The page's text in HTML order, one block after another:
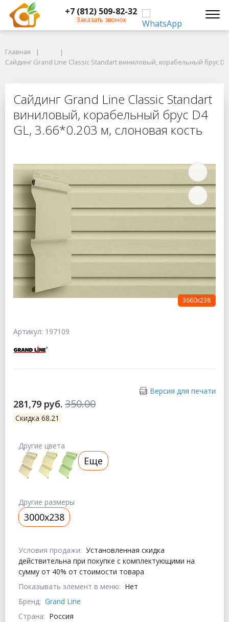
+7 (812) 509-82-32
Заказать звонок
Сайдинг Grand Line Classic Standart виниловый, корабельный брус D4
Сайдинг Grand Line Classic
Главная
Сайдинг Grand Line Classic Standart виниловый, корабельный брус
Сайдинг Grand Line Classic Standart
виниловый, корабельный брус D4
GL, 3.66*0.203 м, слоновая кость
3660х238
Артикул: 197109
Версия для печати
281,79 руб. 350.00
Скидка 68.21
Условия продажи: Установленная скидка
действительна при покупке с комплектующими на
сумму от 40% от стоимости товара
Показывать элемент в меню: Нет
Бренд: Grand Line
Страна: Россия
Другие цвета
Еще
Другие размеры
3000х238